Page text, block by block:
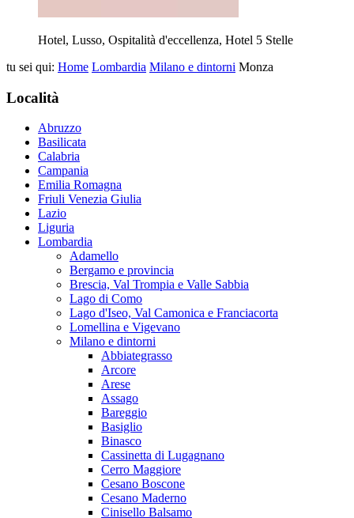
Hotel, Lusso, Ospitalità d'eccellenza, Hotel 5 Stelle
tu sei qui: Home Lombardia Milano e dintorni Monza
Località
Abruzzo
Basilicata
Calabria
Campania
Emilia Romagna
Friuli Venezia Giulia
Lazio
Liguria
Lombardia
Adamello
Bergamo e provincia
Brescia, Val Trompia e Valle Sabbia
Lago di Como
Lago d'Iseo, Val Camonica e Franciacorta
Lomellina e Vigevano
Milano e dintorni
Abbiategrasso
Arcore
Arese
Assago
Bareggio
Basiglio
Binasco
Cassinetta di Lugagnano
Cerro Maggiore
Cesano Boscone
Cesano Maderno
Cinisello Balsamo